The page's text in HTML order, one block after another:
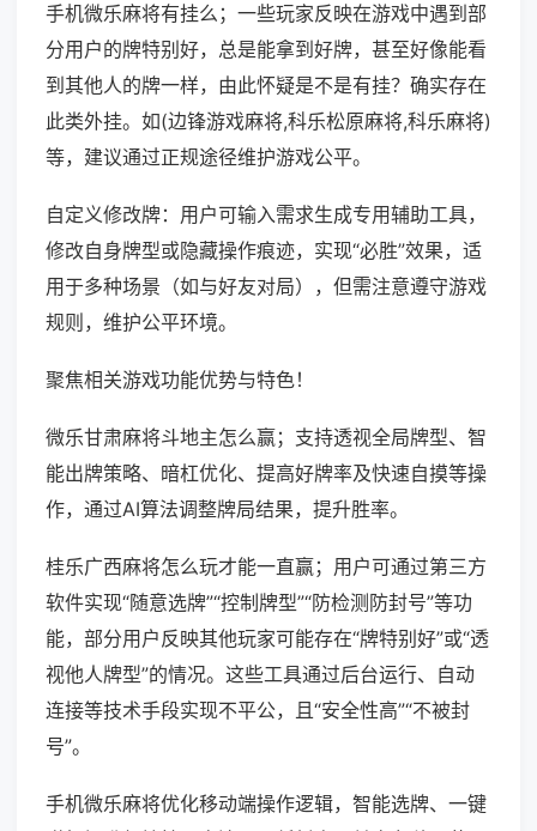
手机微乐麻将有挂么；一些玩家反映在游戏中遇到部
分用户的牌特别好，总是能拿到好牌，甚至好像能看
到其他人的牌一样，由此怀疑是不是有挂？确实存在
此类外挂。如(边锋游戏麻将,科乐松原麻将,科乐麻将)
等，建议通过正规途径维护游戏公平。
自定义修改牌：用户可输入需求生成专用辅助工具，
修改自身牌型或隐藏操作痕迹，实现“必胜”效果，适
用于多种场景（如与好友对局），但需注意遵守游戏
规则，维护公平环境。
聚焦相关游戏功能优势与特色！
微乐甘肃麻将斗地主怎么赢；支持透视全局牌型、智
能出牌策略、暗杠优化、提高好牌率及快速自摸等操
作，通过AI算法调整牌局结果，提升胜率。
桂乐广西麻将怎么玩才能一直赢；用户可通过第三方
软件实现“随意选牌”“控制牌型”“防检测防封号”等功
能，部分用户反映其他玩家可能存在“牌特别好”或“透
视他人牌型”的情况。这些工具通过后台运行、自动
连接等技术手段实现不平公，且“安全性高”“不被封
号”。
手机微乐麻将优化移动端操作逻辑，智能选牌、一键